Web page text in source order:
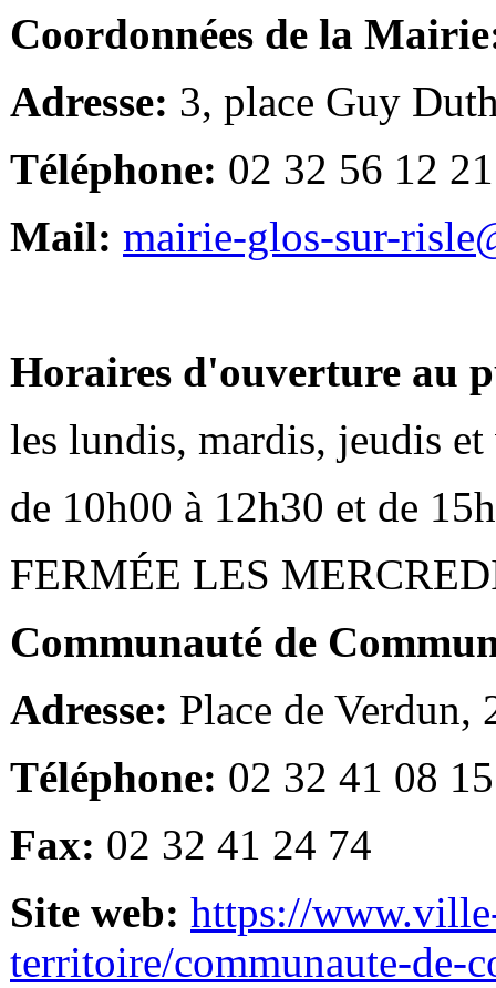
Coordonnées de la
Adresse: 3, place Guy
Téléphone: 02 32 56 12 21
Mail: mairie-glos-sur-
Horaires d'ouverture au
les lundis, mardis, jeudis et
de 10h00 à 12h30 et de
FERMÉE LES
Communauté de
Adresse: Place de Verdun,
Téléphone: 02 32 41 08 15
Fax: 02 32 41 24 74
Site web: https://
territoire/communaute-de-